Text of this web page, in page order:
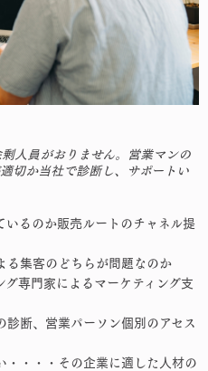
人員がおりません。営業マンの
切か当社で診断し、サポートい
いるのか販売ルートのチャネル提
る集客のどちらが問題なのか
専門家によるマーケティング支
診断、営業パーソン個別のアセス
・・・・その企業に適した人材の